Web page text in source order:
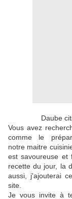
Daube
Vous avez
comme le
notre maitre
est savoureuse et
recette du jour, la
aussi, j'ajouterai
site.
Je vous invite à